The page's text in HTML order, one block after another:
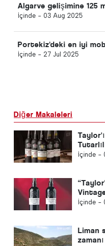
Algarve gelişimine 125
İçinde - 03 Aug 2025
Portekiz'deki en iyi
İçinde - 27 Jul 2025
Diğer Makaleleri
İçinde -
İçinde -
Liman